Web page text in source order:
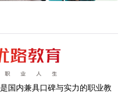
国内兼具口碑与实力的职业教